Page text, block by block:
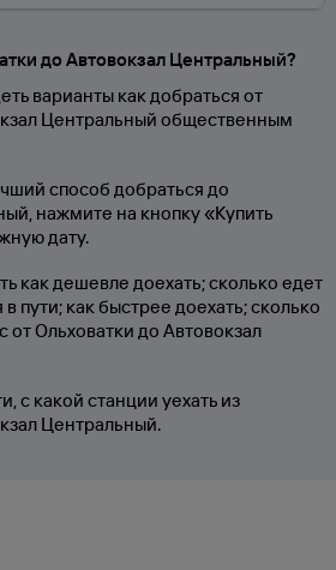
до Автовокзал Центральный?
варианты как добраться от
Центральный общественным
способ добраться до
нажмите на кнопку «Купить
дату.
как дешевле доехать; сколько едет
пути; как быстрее доехать; сколько
от Ольховатки до Автовокзал
с какой станции уехать из
Центральный.